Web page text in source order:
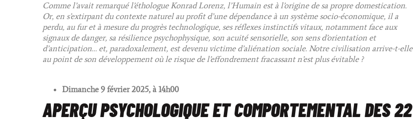
Comme l’avait remarqué l’éthologue Konrad Lorenz, l’Humain est à l’origine de sa propre domestication.
Or, en s’extirpant du contexte naturel au profit d’une dépendance à un système socio-économique, il a
perdu, au fur et à mesure du progrès technologique, ses réflexes instinctifs vitaux, notamment face aux
signaux de danger, sa résilience psychophysique, son acuité sensorielle, son sens d’orientation et
d’anticipation… et, paradoxalement, est devenu victime d’aliénation sociale. Notre civilisation arrive-t-elle
au point de son développement où le risque de l’effondrement fracassant n’est plus évitable ?
Dimanche 9 février 2025, à 14h00
APERÇU PSYCHOLOGIQUE ET COMPORTEMENTAL DES 22